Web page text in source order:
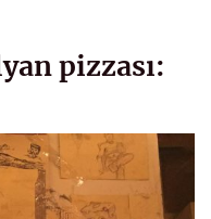
pizzası: